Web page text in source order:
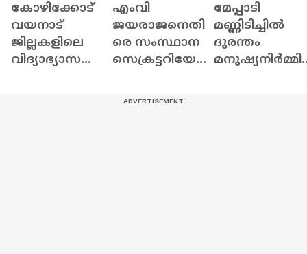
കോഴിക്കോട്
വയനാട്
ജില്ലകളിലെ
വിദ്യാഭ്യാസ
എംവി
ജയരാജനെതി
രെ സംസ്ഥാന
സെക്രട്ടറിയേറ്റി
മേപ്പാടി
മണ്ണിടിച്ചിൽ
ദുരന്തം